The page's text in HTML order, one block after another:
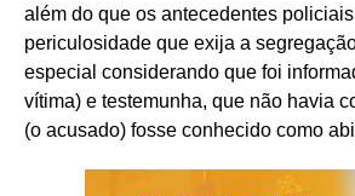
além do que os antecedentes
periculosidade que exija a
especial considerando que foi
vítima) e testemunha, que não havia
(o acusado) fosse conhecido como